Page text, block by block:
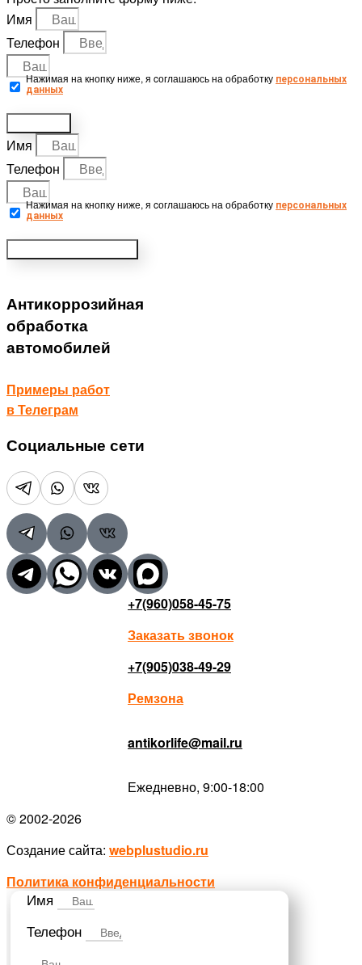
Имя
Телефон
Нажимая на кнопку ниже, я cоглашаюсь на обработку персональных
данных
Имя
Телефон
Нажимая на кнопку ниже, я cоглашаюсь на обработку персональных
данных
Антикоррозийная
обработка
автомобилей
Примеры работ
в Телеграм
Социальные сети
+7(960)058-45-75
Заказать звонок
+7(905)038-49-29
Ремзона
antikorlife@mail.ru
Ежедневно, 9:00-18:00
© 2002-2026
Создание сайта: webplustudio.ru
Политика конфиденциальности
Имя
Телефон